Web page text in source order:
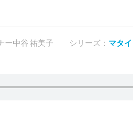
ー中谷 祐美子 シリーズ： マタイ